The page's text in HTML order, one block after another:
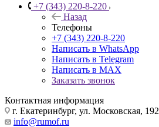
+7 (343) 220-8-220
Назад
Телефоны
+7 (343) 220-8-220
Написать в WhatsApp
Написать в Telegram
Написать в MAX
Заказать звонок
Контактная информация
г. Екатеринбург, ул. Московская, 192
info@rumof.ru